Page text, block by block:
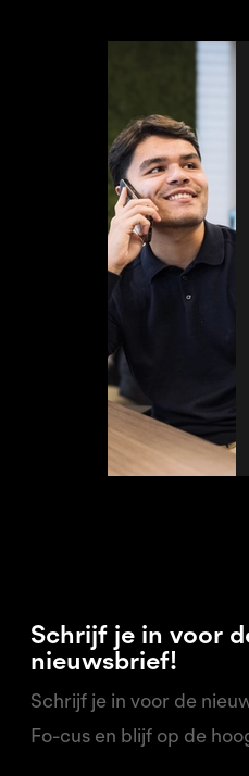
Schrijf je in voor
nieuwsbrief!
Schrijf je in voor de
Fo-cus en blijf op de